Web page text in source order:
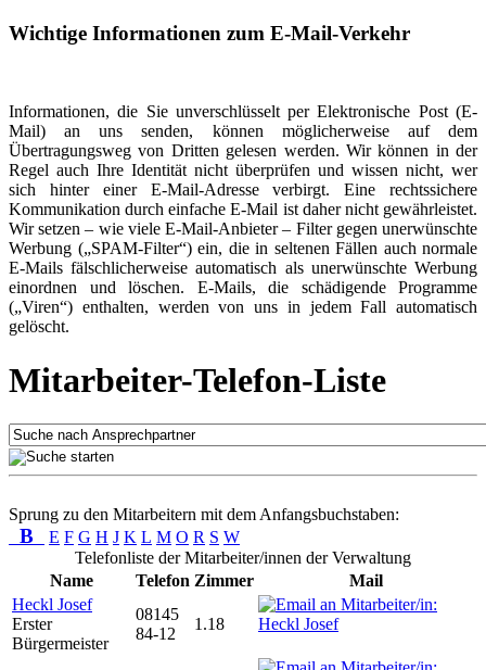
Wichtige Informationen zum E-Mail-Verkehr
Informationen, die Sie unverschlüsselt per Elektronische Post (E-
Mail) an uns senden, können möglicherweise auf dem
Übertragungsweg von Dritten gelesen werden. Wir können in der
Regel auch Ihre Identität nicht überprüfen und wissen nicht, wer
sich hinter einer E-Mail-Adresse verbirgt. Eine rechtssichere
Kommunikation durch einfache E-Mail ist daher nicht gewährleistet.
Wir setzen – wie viele E-Mail-Anbieter – Filter gegen unerwünschte
Werbung („SPAM-Filter“) ein, die in seltenen Fällen auch normale
E-Mails fälschlicherweise automatisch als unerwünschte Werbung
einordnen und löschen. E-Mails, die schädigende Programme
(„Viren“) enthalten, werden von uns in jedem Fall automatisch
gelöscht.
Mitarbeiter-Telefon-Liste
Sprung zu den Mitarbeitern mit dem Anfangsbuchstaben:
B E F G H J K L M O R S W
Telefonliste der Mitarbeiter/innen der Verwaltung
Name
Telefon Zimmer
Mail
Heckl Josef
Erster
Bürgermeister
08145
84-12
1.18